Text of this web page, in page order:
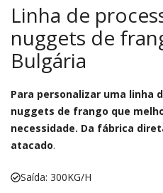
Linha de
nuggets de
Bulgária
Para personalizar uma linha
nuggets de frango que
necessidade. Da fábrica
atacado.
Saída: 300KG/H